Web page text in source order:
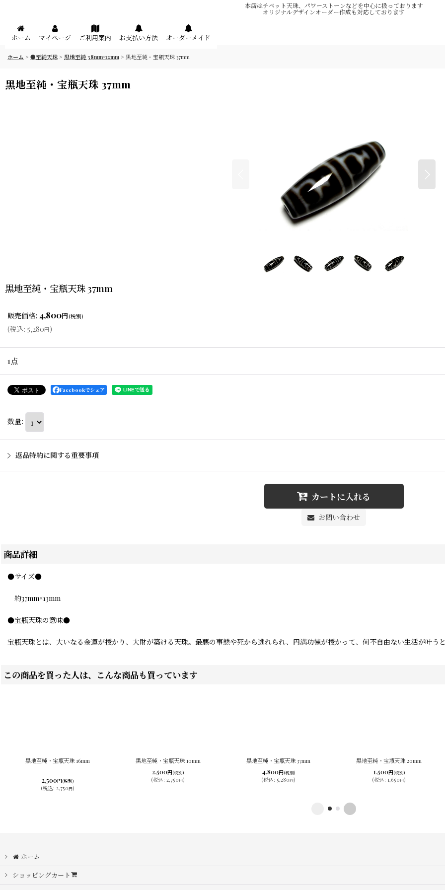
本店はチベット天珠、パワーストーンなどを中心に扱っております
オリジナルデザインオーダー作成も対応しております
メニュー
ホーム マイページ ご利用案内 お支払い方法 オーダーメイド
ホーム > ●至純天珠 > 黒地至純 38mm×12mm > 黒地至純・宝瓶天珠 37mm
黒地至純・宝瓶天珠 37mm
黒地至純・宝瓶天珠 37mm
販売価格: 4,800円(税別)
(税込: 5,280円)
1点
Facebookでシェア
数量:
返品特約に関する重要事項
カートに入れる
お問い合わせ
商品詳細
●サイズ●
約37mm×13mm
●宝瓶天珠の意味●
宝瓶天珠とは、大いなる金運が授かり、大財が築ける天珠。最悪の事態や死から逃れられ、円満功徳が授かって、何不自由ない生活が叶うと
この商品を買った人は、こんな商品も買っています
黒地至純・宝瓶天珠 16mm
2,500円(税別)
(税込: 2,750円)
黒地至純・宝瓶天珠 10mm
2,500円(税別)
(税込: 2,750円)
黒地至純・宝瓶天珠 37mm
4,800円(税別)
(税込: 5,280円)
黒地至純・宝瓶天珠 20mm
1,500円(税別)
(税込: 1,650円)
ホーム
ショッピングカート